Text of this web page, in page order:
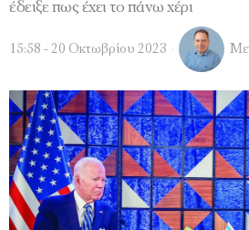
έδειξε πως έχει το πάνω χέρι
15:58 - 20 Οκτωβρίου 2023